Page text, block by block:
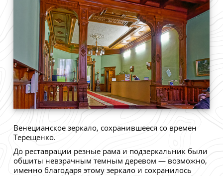
Венецианское зеркало, сохранившееся со времен
Терещенко.
До реставрации резные рама и подзеркальник были
обшиты невзрачным темным деревом — возможно,
именно благодаря этому зеркало и сохранилось